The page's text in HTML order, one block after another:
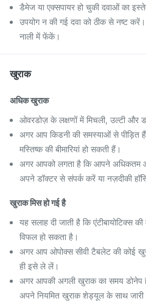
डैमेज या एक्सपायर हो चुकी दवाओं का
उपयोग न की गई दवा को ठीक से नष्ट
नाली में फेंकें।
खुराक
अधिक खुराक
ओवरडोज़ के लक्षणों में मिचली, उल्टी और
अगर आप किडनी की समस्याओं से
मस्तिष्क की बीमारियां हो सकती हैं।
अगर आपको लगता है कि आपने अधिकतम
अपने डॉक्टर से संपर्क करें या नज़दीकी
खुराक मिस हो गई है
यह सलाह दी जाती है कि एंटीबायोटिक्स
विफल हो सकता है।
अगर आप ओपोक्स सीवी टैबलेट की कोई
ही इसे ले लें।
अगर आपकी अगली खुराक का समय डोनेप
अपने नियमित खुराक शेड्यूल के साथ